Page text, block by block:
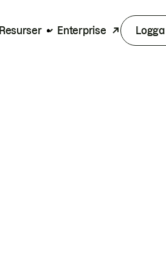
Resurser Enterprise